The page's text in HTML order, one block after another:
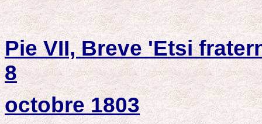
Pie VII, Breve 'Etsi
8
octobre 1803